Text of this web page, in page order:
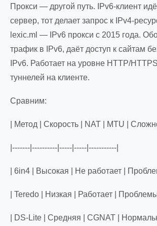
Прокси — другой путь. IPv6-клиент
сервер, тот делает запрос к IPv4-
lexic.ml — IPv6 прокси с 2015 года.
трафик в IPv6, даёт доступ к сайтам
IPv6. Работает на уровне HTTP/
туннелей на клиенте.
Сравним:
| Метод | Скорость | NAT | MTU |
|-------|----------|-----|-----|-----------|
| 6in4 | Высокая | Не работает |
| Teredo | Низкая | Работает |
| DS-Lite | Средняя | CGNAT |